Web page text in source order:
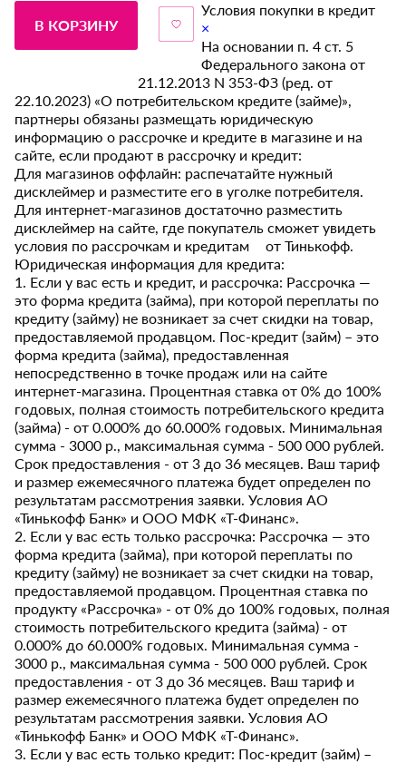
В КОРЗИНУ
Условия покупки в кредит
×
На основании п. 4 ст. 5
Федерального закона от
21.12.2013 N 353-ФЗ (ред. от
22.10.2023) «О потребительском кредите (займе)»,
партнеры обязаны размещать юридическую
информацию о рассрочке и кредите в магазине и на
сайте, если продают в рассрочку и кредит:
Для магазинов оффлайн: распечатайте нужный
дисклеймер и разместите его в уголке потребителя.
Для интернет-магазинов достаточно разместить
дисклеймер на сайте, где покупатель сможет увидеть
условия по рассрочкам и кредитам от Тинькофф.
Юридическая информация для кредита:
1. Если у вас есть и кредит, и рассрочка: Рассрочка —
это форма кредита (займа), при которой переплаты по
кредиту (займу) не возникает за счет скидки на товар,
предоставляемой продавцом. Пос-кредит (займ) – это
форма кредита (займа), предоставленная
непосредственно в точке продаж или на сайте
интернет-магазина. Процентная ставка от 0% до 100%
годовых, полная стоимость потребительского кредита
(займа) - от 0.000% до 60.000% годовых. Минимальная
сумма - 3000 р., максимальная сумма - 500 000 рублей.
Срок предоставления - от 3 до 36 месяцев. Ваш тариф
и размер ежемесячного платежа будет определен по
результатам рассмотрения заявки. Условия АО
«Тинькофф Банк» и ООО МФК «Т-Финанс».
2. Если у вас есть только рассрочка: Рассрочка — это
форма кредита (займа), при которой переплаты по
кредиту (займу) не возникает за счет скидки на товар,
предоставляемой продавцом. Процентная ставка по
продукту «Рассрочка» - от 0% до 100% годовых, полная
стоимость потребительского кредита (займа) - от
0.000% до 60.000% годовых. Минимальная сумма -
3000 р., максимальная сумма - 500 000 рублей. Срок
предоставления - от 3 до 36 месяцев. Ваш тариф и
размер ежемесячного платежа будет определен по
результатам рассмотрения заявки. Условия АО
«Тинькофф Банк» и ООО МФК «Т-Финанс».
3. Если у вас есть только кредит: Пос-кредит (займ) –